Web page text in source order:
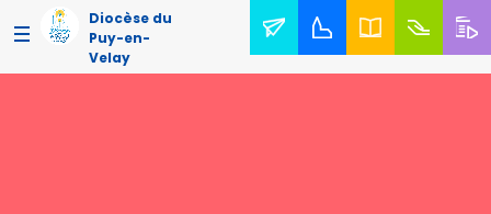
Diocèse du
Puy-en-
Velay